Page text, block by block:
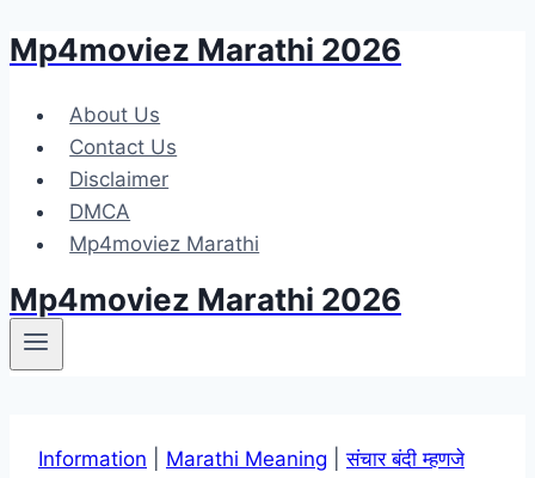
Skip
content
Mp4moviez Marathi 2026
About Us
Contact Us
Disclaimer
DMCA
Mp4moviez Marathi
Mp4moviez Marathi 2026
Information Marathi Meaning |संचार बंदी म्हणजे